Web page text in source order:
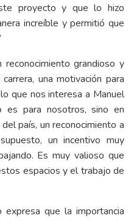
proyecto y que lo hizo
increíble y permitió que
reconocimiento grandioso y
una motivación para
que nos interesa a Manuel
para nosotros, sino en
país, un reconocimiento a
un incentivo muy
Es muy valioso que
espacios y el trabajo de
que la importancia